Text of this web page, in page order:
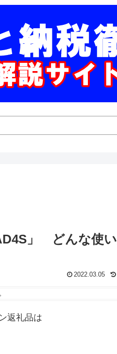
」 どんな使
2022.03.05
返礼品は